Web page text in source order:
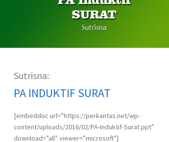
Sutrisna:
PA INDUKTIF SURAT
[embeddoc url=”https://perkantas.net/wp-
content/uploads/2016/02/PA-Induktif-Surat.ppt”
download=”all” viewer=”microsoft”]